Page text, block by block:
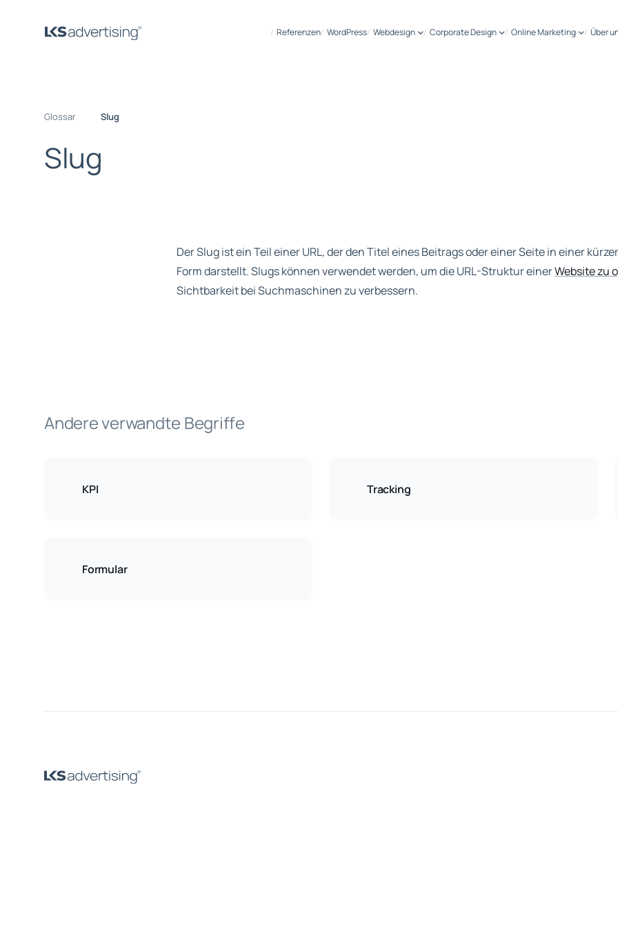
Referenzen WordPress Webdesign Corporate Design Online Marketing Über
Glossar Slug
Slug
Der Slug ist ein Teil einer URL, der den Titel eines Beitrags oder einer Seite in einer
Form darstellt. Slugs können verwendet werden, um die URL-Struktur einerWebsite zu
Sichtbarkeit bei Suchmaschinen zu verbessern.
Andere verwandte Begriffe
KPI Tracking
Formular